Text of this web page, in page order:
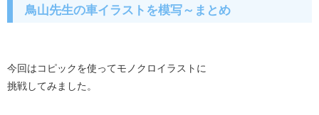
鳥山先生の車イラストを模写～まとめ
今回はコピックを使ってモノクロイラストに
挑戦してみました。